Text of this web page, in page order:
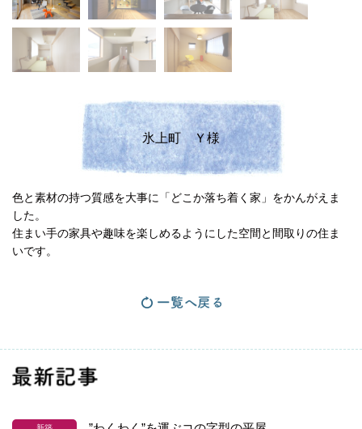
氷上町 Ｙ様
色と素材の持つ質感を大事に「どこか落ち着く家」をかんがえま
した。
住まい手の家具や趣味を楽しめるようにした空間と間取りの住ま
いです。